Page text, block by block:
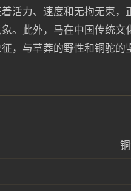
活力、速度和无拘无束，
。此外，马在中国传统文
征，与草莽的野性和铜驼的